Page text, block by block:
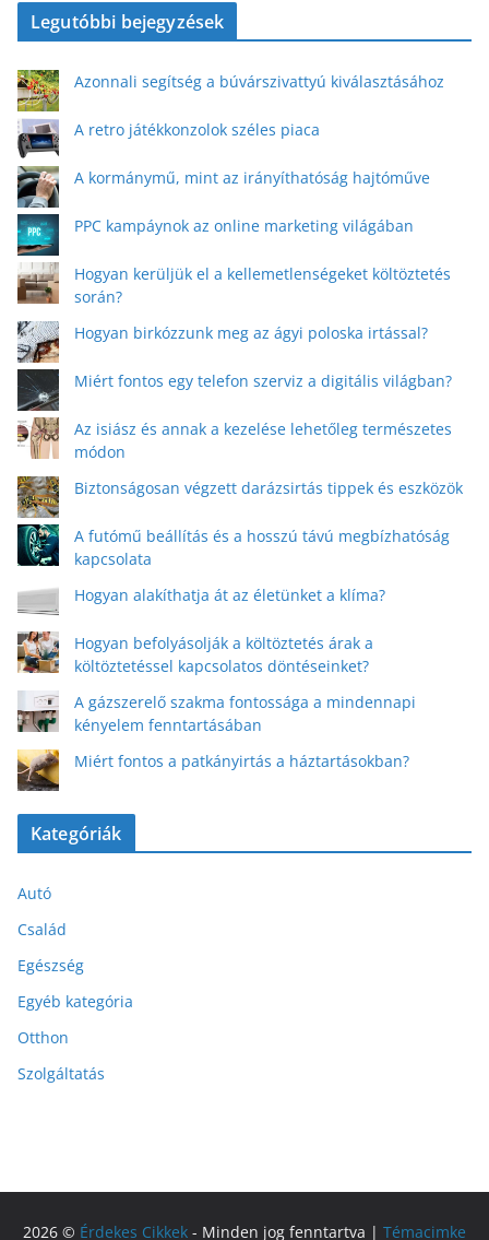
Legutóbbi bejegyzések
Azonnali segítség a búvárszivattyú kiválasztásához
A retro játékkonzolok széles piaca
A kormánymű, mint az irányíthatóság hajtóműve
PPC kampáynok az online marketing világában
Hogyan kerüljük el a kellemetlenségeket költöztetés
során?
Hogyan birkózzunk meg az ágyi poloska irtással?
Miért fontos egy telefon szerviz a digitális világban?
Az isiász és annak a kezelése lehetőleg természetes
módon
Biztonságosan végzett darázsirtás tippek és eszközök
A futómű beállítás és a hosszú távú megbízhatóság
kapcsolata
Hogyan alakíthatja át az életünket a klíma?
Hogyan befolyásolják a költöztetés árak a
költöztetéssel kapcsolatos döntéseinket?
A gázszerelő szakma fontossága a mindennapi
kényelem fenntartásában
Miért fontos a patkányirtás a háztartásokban?
Kategóriák
Autó
Család
Egészség
Egyéb kategória
Otthon
Szolgáltatás
2026 © Érdekes Cikkek - Minden jog fenntartva | Témacimke